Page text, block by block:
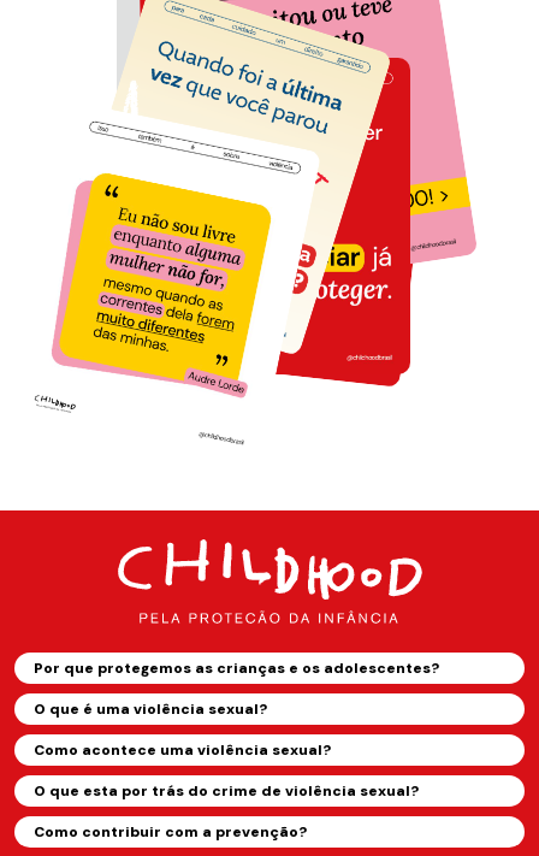
Por que protegemos as crianças e os adolescentes?
O que é uma violência sexual?
Como acontece uma violência sexual?
O que esta por trás do crime de violência sexual?
Como contribuir com a prevenção?